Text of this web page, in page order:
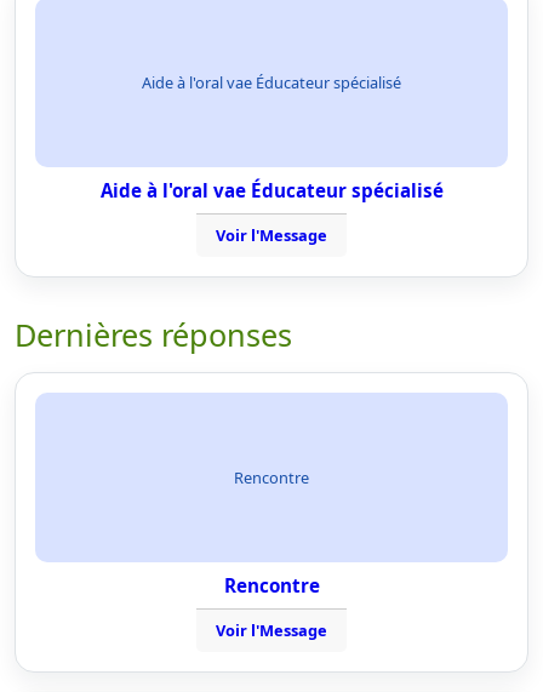
Aide à l'oral vae Éducateur spécialisé
Aide à l'oral vae Éducateur spécialisé
Voir l'Message
Dernières réponses
Rencontre
Rencontre
Voir l'Message